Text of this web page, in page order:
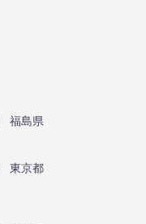
福島県
東京都